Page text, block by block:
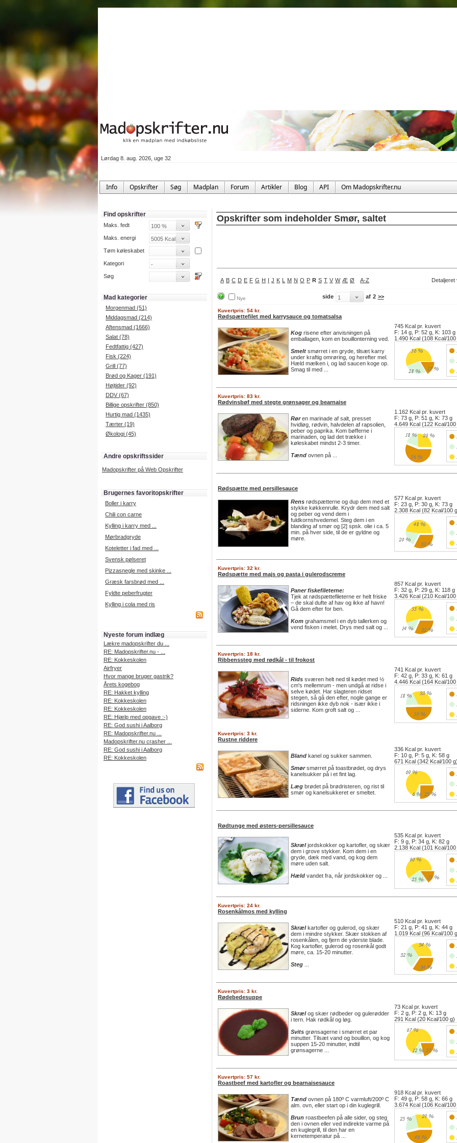
Lørdag 8. aug. 2026, uge 32
Info Opskrifter Søg Madplan Forum Artikler Blog API Om Madopskrifter.nu
Find opskrifter
Maks. fedt
Maks. energi
Tøm køleskabet
Kategori
Søg
Mad kategorier
Morgenmad (51)
Middagsmad (214)
Aftensmad (1666)
Salat (78)
Fedtfattig (427)
Fisk (224)
Grill (77)
Brød og Kager (191)
Højtider (92)
DDV (67)
Billige opskrifter (850)
Hurtig mad (1435)
Tærter (19)
Økologi (45)
Andre opskriftssider
Madopskrifter på Web Opskrifter
Brugernes favoritopskrifter
Boller i karry
Chili con carne
Kylling i karry med ...
Mørbradgryde
Koteletter i fad med ...
Svensk pølseret
Pizzasnegle med skinke ...
Græsk farsbrød med ...
Fyldte peberfrugter
Kylling i cola med ris
Nyeste forum indlæg
Lækre madopskrifter du ...
RE: Madopskrifter.nu - ...
RE: Kokkeskolen
Airfryer
Hvor mange bruger gastrik?
Årets kogebog
RE: Hakket kylling
RE: Kokkeskolen
RE: Kokkeskolen
RE: Hjælp med opgave :-)
RE: God sushi i Aalborg
RE: Madopskrifter.nu ...
Madopskrifter.nu crasher ...
RE: God sushi i Aalborg
RE: Kokkeskolen
Opskrifter som indeholder Smør, saltet
A B C D E F G H I J K L M N O P R S T V W Æ Ø A-Z Detaljeret
Nye side af 2 >>
Kuvertpris: 54 kr.
Rødspættefilet med karrysauce og tomatsalsa
Kog risene efter anvisningen på
emballagen, kom en bouillonterning ved.
Smelt smørret i en gryde, tilsæt karry
under kraftig omrøring, og herefter mel.
Hæld mælken i, og lad saucen koge op.
Smag til med ...
745 Kcal pr. kuvert
F: 14 g, P: 52 g, K: 103 g
1.490 Kcal (108 Kcal/100
Kuvertpris: 83 kr.
Rødvinsbøf med stegte grønsager og bearnaise
Røren marinade af salt, presset
hvidløg, rødvin, halvdelen af rapsolien,
peber og paprika. Kom bøfferne i
marinaden, og lad det trække i
køleskabet mindst 2-3 timer.
Tænd ovnen på ...
1.162 Kcal pr. kuvert
F: 73 g, P: 51 g, K: 73 g
4.649 Kcal (122 Kcal/100
Rødspætte med persillesauce
Rens rødspætterne og dup dem med et
stykke køkkenrulle. Krydr dem med salt
og peber og vend dem i
fuldkornshvedemel. Steg dem i en
blanding af smør og [2] spsk. olie i ca. 5
min. på hver side, til de er gyldne og
møre.
577 Kcal pr. kuvert
F: 23 g, P: 30 g, K: 73 g
2.308 Kcal (82 Kcal/100
Kuvertpris: 32 kr.
Rødspætte med majs og pasta i gulerodscreme
Paner fiskefileterne:
Tjek at rødspættefileterne er helt friske
– de skal dufte af hav og ikke af havn!
Gå dem efter for ben.
Kom grahamsmel i en dyb tallerken og
vend fisken i melet. Drys med salt og ...
857 Kcal pr. kuvert
F: 32 g, P: 29 g, K: 118 g
3.426 Kcal (210 Kcal/100
Kuvertpris: 18 kr.
Ribbenssteg med rødkål - til frokost
Rids sværen helt ned til kødet med ½
cm's mellemrum - men undgå at ridse i
selve kødet. Har slagteren ridset
stegen, så gå den efter, nogle gange er
ridsningen ikke dyb nok - især ikke i
siderne. Kom groft salt og ...
741 Kcal pr. kuvert
F: 42 g, P: 33 g, K: 61 g
4.446 Kcal (164 Kcal/100
Kuvertpris: 3 kr.
Rustne riddere
Bland kanel og sukker sammen.
Smørsmørret på toastbrødet, og drys
kanelsukker på i et fint lag.
Læg brødet på brødristeren, og rist til
smør og kanelsukkeret er smeltet.
336 Kcal pr. kuvert
F: 10 g, P: 5 g, K: 58 g
671 Kcal (342 Kcal/100 g)
Rødtunge med østers-persillesauce
Skræljordskokker og kartofler, og skær
dem i grove stykker. Kom dem i en
gryde, dæk med vand, og kog dem
møre uden salt.
Hæld vandet fra, når jordskokker og ...
535 Kcal pr. kuvert
F: 9 g, P: 34 g, K: 82 g
2.138 Kcal (101 Kcal/100
Kuvertpris: 24 kr.
Rosenkålmos med kylling
Skrælkartofler og gulerod, og skær
dem i mindre stykker. Skær stokken af
rosenkålen, og fjern de yderste blade.
Kog kartofler, gulerod og rosenkål godt
møre, ca. 15-20 minutter.
Steg
510 Kcal pr. kuvert
F: 21 g, P: 41 g, K: 44 g
1.019 Kcal (96 Kcal/100
Kuvertpris: 3 kr.
Rødebedesuppe
Skrælog skær rødbeder og gulerødder
i tern. Hak rødkål og løg.
Svits grønsagerne i smørret et par
minutter. Tilsæt vand og bouillon, og kog
suppen 15-20 minutter, indtil
grønsagerne ...
73 Kcal pr. kuvert
F: 2 g, P: 2 g, K: 13 g
291 Kcal (20 Kcal/100 g)
Kuvertpris: 57 kr.
Roastbeef med kartofler og bearnaisesauce
Tænd ovnen på 180º C varmluft/200º C
alm. ovn, eller start op i din kuglegrill.
Brun roastbeefen på alle sider, og steg
den i ovnen eller ved indirekte varme på
en kuglegrill, til den har en
kernetemperatur på ...
918 Kcal pr. kuvert
F: 49 g, P: 58 g, K: 66 g
3.674 Kcal (106 Kcal/100